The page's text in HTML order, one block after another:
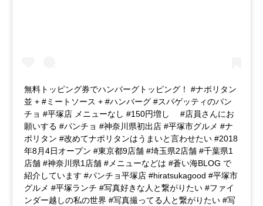
無料トッピング券でハンバーグトッピング！ #ナポリタン
並 + #ミートソース + #ハンバーグ #スパゲッティのパン
チョ #平塚店 メニューなし #150円増し #店員さんにお
願いする #パンチョ #神奈川県初出店 #平塚市グルメ #ナ
ポリタン #改めてナポリタンはうまいと言わせたい #2018
年8月4日オープン #東京都9店舗 #埼玉県2店舗 #千葉県1
店舗 #神奈川県1店舗 #メニューなどは #蒼い海BLOG で
紹介しています #パンチョ平塚店 #hiratsukagood #平塚市
グルメ #平塚ランチ #写真好きな人と繋がりたい #ファイ
ンダー越しの私の世界 #写真撮ってる人と繋がりたい #写